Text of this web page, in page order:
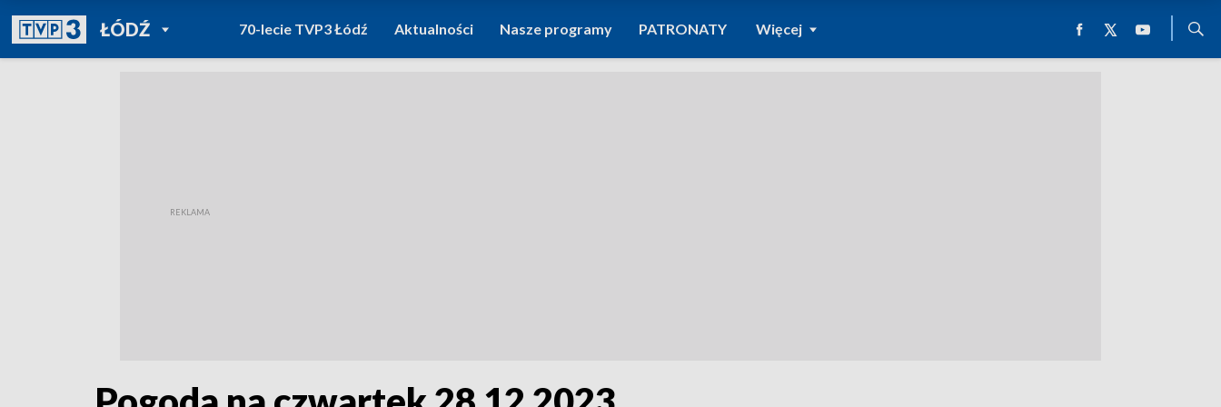
ŁÓDŹPOWRÓT DO
TVP REGIONY
70-lecie TVP3 Łódź Aktualności Nasze programy PATRONATY Więcej